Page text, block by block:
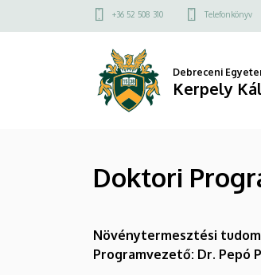
Programok
a
Felső
menü
+36 52 508 310 Telefonkönyv
Debreceni
Kerpely
Doktori
Növénytermesztési
Programvezető: Dr. Pepó